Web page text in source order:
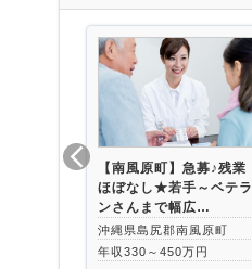
【南風原町】急募♪残業
ほぼなし★若手～ベテラ
ンさんまで幅広…
沖縄県島尻郡南風原町
年収330～450万円